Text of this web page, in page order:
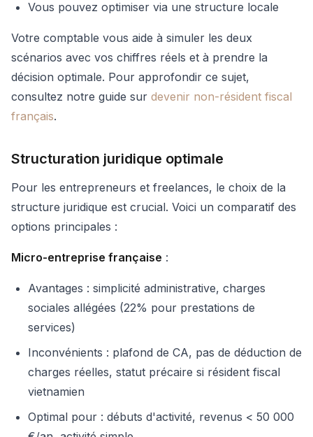
Vous pouvez optimiser via une structure locale
Votre comptable vous aide à simuler les deux
scénarios avec vos chiffres réels et à prendre la
décision optimale. Pour approfondir ce sujet,
consultez notre guide sur devenir non-résident fiscal
français.
Structuration juridique optimale
Pour les entrepreneurs et freelances, le choix de la
structure juridique est crucial. Voici un comparatif des
options principales :
Micro-entreprise française :
Avantages : simplicité administrative, charges
sociales allégées (22% pour prestations de
services)
Inconvénients : plafond de CA, pas de déduction de
charges réelles, statut précaire si résident fiscal
vietnamien
Optimal pour : débuts d'activité, revenus < 50 000